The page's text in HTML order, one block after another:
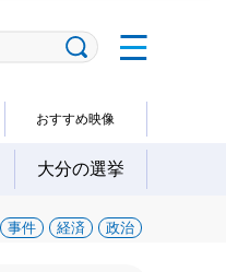
おすすめ映像
大分の選挙
事件 経済 政治